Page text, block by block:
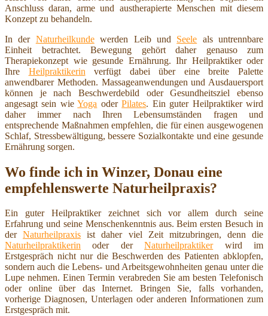
Anschluss daran, arme und austherapierte Menschen mit diesem
Konzept zu behandeln.
In der Naturheilkundewerden Leib und Seele als untrennbare
Einheit betrachtet. Bewegung gehört daher genauso zum
Therapiekonzept wie gesunde Ernährung. Ihr Heilpraktiker oder
Ihre Heilpraktikerin verfügt dabei über eine breite Palette
anwendbarer Methoden. Massageanwendungen und Ausdauersport
können je nach Beschwerdebild oder Gesundheitsziel ebenso
angesagt sein wieYoga oderPilates. Ein guter Heilpraktiker wird
daher immer nach Ihren Lebensumständen fragen und
entsprechende Maßnahmen empfehlen, die für einen ausgewogenen
Schlaf, Stressbewältigung, bessere Sozialkontakte und eine gesunde
Ernährung sorgen.
Wo finde ich in Winzer, Donau eine
empfehlenswerte Naturheilpraxis?
Ein guter Heilpraktiker zeichnet sich vor allem durch seine
Erfahrung und seine Menschenkenntnis aus. Beim ersten Besuch in
derNaturheilpraxis ist daher viel Zeit mitzubringen, denn die
Naturheilpraktikerin oder derNaturheilpraktikerwird im
Erstgespräch nicht nur die Beschwerden des Patienten abklopfen,
sondern auch die Lebens- und Arbeitsgewohnheiten genau unter die
Lupe nehmen. Einen Termin verabreden Sie am besten Telefonisch
oder online über das Internet. Bringen Sie, falls vorhanden,
vorherige Diagnosen, Unterlagen oder anderen Informationen zum
Erstgespräch mit.